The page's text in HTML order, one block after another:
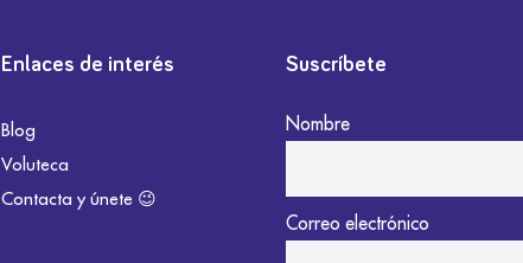
Enlaces de interés
Blog
Voluteca
Contacta y únete 😉
Suscríbete
Nombre
Correo electrónico